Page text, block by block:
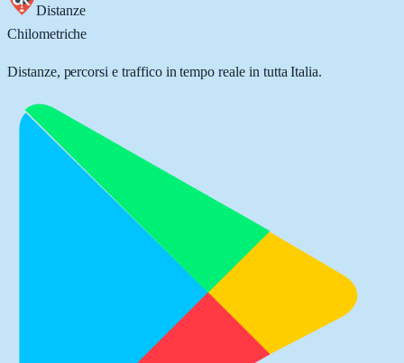
Distanze
Chilometriche
Distanze, percorsi e traffico in tempo reale in tutta Italia.